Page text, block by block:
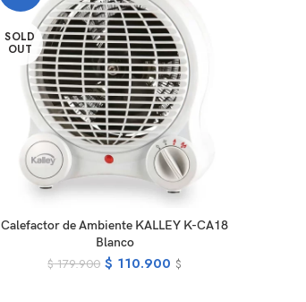
SOLD
OUT
READ MORE
Calefactor de Ambiente KALLEY K-CA18
Blanco
$179.900 $ 110.900 $